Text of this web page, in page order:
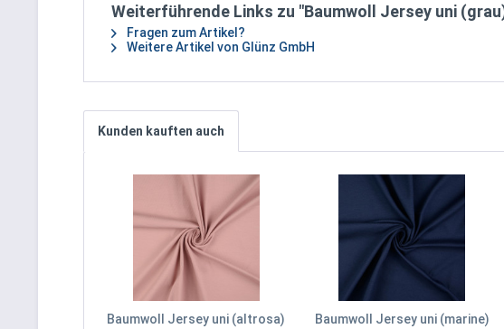
Weiterführende Links zu "Baumwoll Jersey uni
Fragen zum Artikel?
Weitere Artikel von Glünz GmbH
Kunden kauften auch
Baumwoll Jersey uni (altrosa)
Baumwoll Jersey uni (marine)